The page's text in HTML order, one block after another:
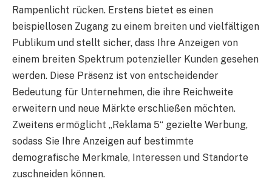
Rampenlicht rücken. Erstens bietet es einen
beispiellosen Zugang zu einem breiten und vielfältigen
Publikum und stellt sicher, dass Ihre Anzeigen von
einem breiten Spektrum potenzieller Kunden gesehen
werden. Diese Präsenz ist von entscheidender
Bedeutung für Unternehmen, die ihre Reichweite
erweitern und neue Märkte erschließen möchten.
Zweitens ermöglicht „Reklama 5“ gezielte Werbung,
sodass Sie Ihre Anzeigen auf bestimmte
demografische Merkmale, Interessen und Standorte
zuschneiden können.